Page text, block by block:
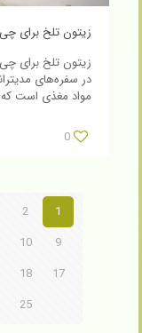
زیتون تلخ برای
زیتون تلخ برای
در سفره‌های
مواد مغذی است که
0
1
2
9
10
17
18
25